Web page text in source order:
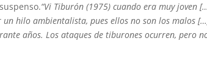
“Vi Tiburón (1975) cuando era muy joven
hilo ambientalista, pues ellos no son los malos
años. Los ataques de tiburones ocurren, pero